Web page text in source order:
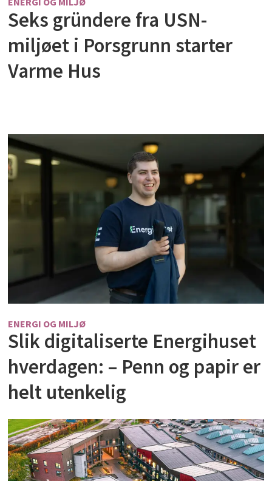
Seks gründere fra USN-
miljøet i Porsgrunn starter
Varme Hus
ENERGI OG MILJØ
Slik digitaliserte Energihuset
hverdagen: – Penn og papir er
helt utenkelig